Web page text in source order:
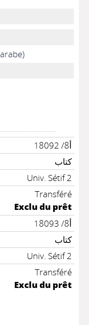
أ8/ 18092
كتاب
Univ. Sétif 2
Transféré
Exclu du prêt
أ8/ 18093
كتاب
Univ. Sétif 2
Transféré
Exclu du prêt